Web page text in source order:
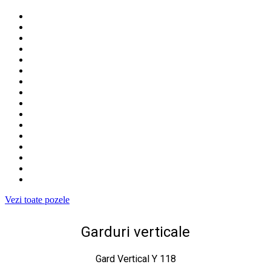
Vezi toate pozele
Garduri verticale
Gard Vertical Y 118